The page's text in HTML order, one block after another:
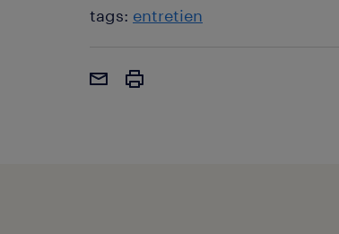
tags: entretien